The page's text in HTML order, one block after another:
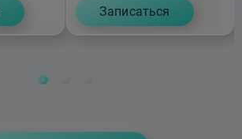
Записаться